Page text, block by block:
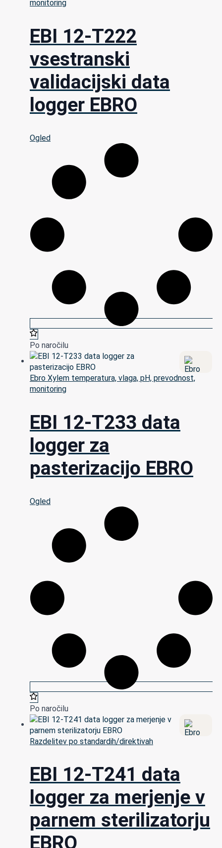
monitoring
EBI 12-T222
vsestranski
validacijski data
logger EBRO
Ogled
Po naročilu
Ebro Xylem temperatura, vlaga, pH, prevodnost,
monitoring
EBI 12-T233 data
logger za
pasterizacijo EBRO
Ogled
Po naročilu
Razdelitev po standardih/direktivah
EBI 12-T241 data
logger za merjenje v
parnem sterilizatorju
EBRO